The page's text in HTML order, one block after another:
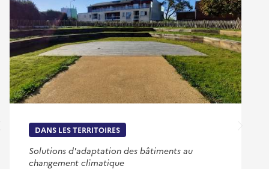
DANS LES TERRITOIRES
Solutions d'adaptation des bâtiments au
changement climatique